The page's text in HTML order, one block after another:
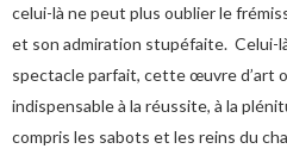
celui-là ne peut plus oublier le
et son admiration stupéfaite. Celui-
spectacle parfait, cette œuvre d’art
indispensable à la réussite, à la
compris les sabots et les reins du